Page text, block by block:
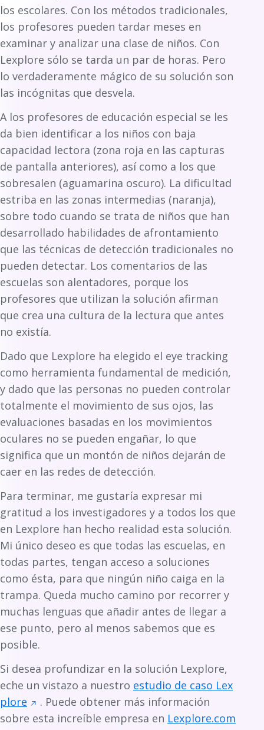
los escolares. Con los métodos tradicionales,
los profesores pueden tardar meses en
examinar y analizar una clase de niños. Con
Lexplore sólo se tarda un par de horas. Pero
lo verdaderamente mágico de su solución son
las incógnitas que desvela.
A los profesores de educación especial se les
da bien identificar a los niños con baja
capacidad lectora (zona roja en las capturas
de pantalla anteriores), así como a los que
sobresalen (aguamarina oscuro). La dificultad
estriba en las zonas intermedias (naranja),
sobre todo cuando se trata de niños que han
desarrollado habilidades de afrontamiento
que las técnicas de detección tradicionales no
pueden detectar. Los comentarios de las
escuelas son alentadores, porque los
profesores que utilizan la solución afirman
que crea una cultura de la lectura que antes
no existía.
Dado que Lexplore ha elegido el eye tracking
como herramienta fundamental de medición,
y dado que las personas no pueden controlar
totalmente el movimiento de sus ojos, las
evaluaciones basadas en los movimientos
oculares no se pueden engañar, lo que
significa que un montón de niños dejarán de
caer en las redes de detección.
Para terminar, me gustaría expresar mi
gratitud a los investigadores y a todos los que
en Lexplore han hecho realidad esta solución.
Mi único deseo es que todas las escuelas, en
todas partes, tengan acceso a soluciones
como ésta, para que ningún niño caiga en la
trampa. Queda mucho camino por recorrer y
muchas lenguas que añadir antes de llegar a
ese punto, pero al menos sabemos que es
posible.
Si desea profundizar en la solución Lexplore,
eche un vistazo a nuestro estudio de caso Lex
plore
. Puede obtener más información
sobre esta increíble empresa en Lexplore.com